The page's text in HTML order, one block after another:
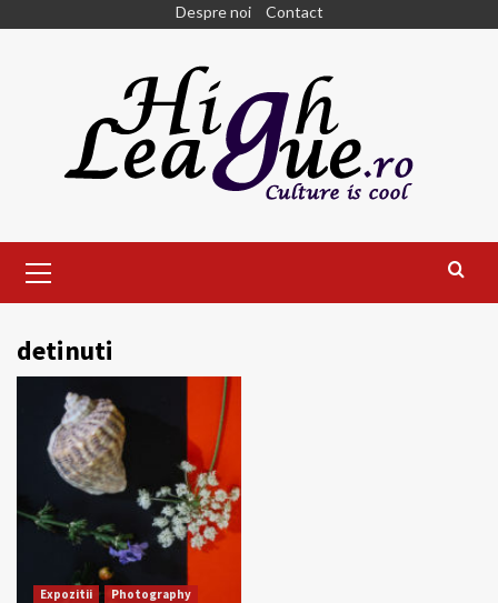
Despre noi Contact
Menu
detinuti
Expozitii Photography